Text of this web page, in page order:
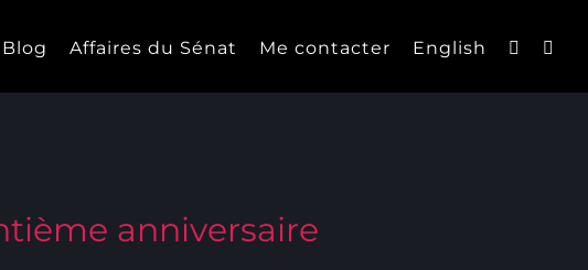
Blog Affaires du Sénat Me contacter English
anniversaire